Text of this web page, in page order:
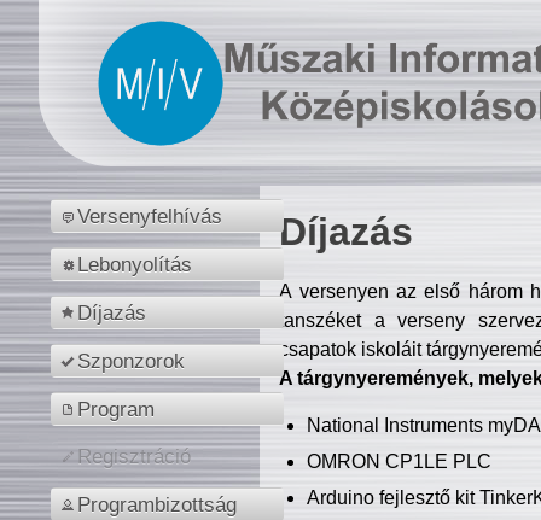
Versenyfelhívás
Lebonyolítás
Díjazás
Szponzorok
Program
Regisztráció
Programbizottság
Díjazás
A versenyen az első három
tanszéket a verseny
csapatok iskoláit
A tárgynyeremények,
National Instruments
OMRON CP1LE PLC
Arduino fejlesztő kit